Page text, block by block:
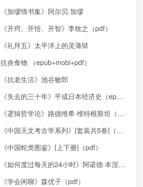
《人类新史》一次改写人类命运的尝试（epub+mobi+azw3+pdf） 《在峡江的转弯处》陈行甲
《加缪情书集》阿尔贝·加缪
《开窍、开悟、开智》李牧之（pdf）
《礼拜五》太平洋上的灵薄狱
抗炎食物 （epub+mobi+pdf）
《抗老生活》池谷敏郎
《失去的三十年》平成日本经济史（epub+mobi+azw3+pdf）
《逻辑哲学论》路德维希·维特根斯坦（epub+mobi+azw3+pdf）
《中国天文考古学系列》[套装共5卷]（epub+mobi+azw3+pdf）
《中国蛇类图鉴》[上下册]（pdf）
《如何度过每天的24小时》阿诺德·本涅特（epub+mobi+azw3+pdf）
《学会闲聊》森优子（pdf）